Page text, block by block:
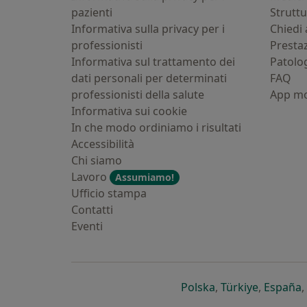
pazienti
Informativa sulla privacy per i
professionisti
Informativa sul trattamento dei
dati personali per determinati
professionisti della salute
Informativa sui cookie
In che modo ordiniamo i risultati
Accessibilità
Chi siamo
Lavoro
Assumiamo!
Ufficio stampa
Contatti
Eventi
Chiedi
FAQ
App
Polskasi apre in una
, Türkiyesi apre
, España,